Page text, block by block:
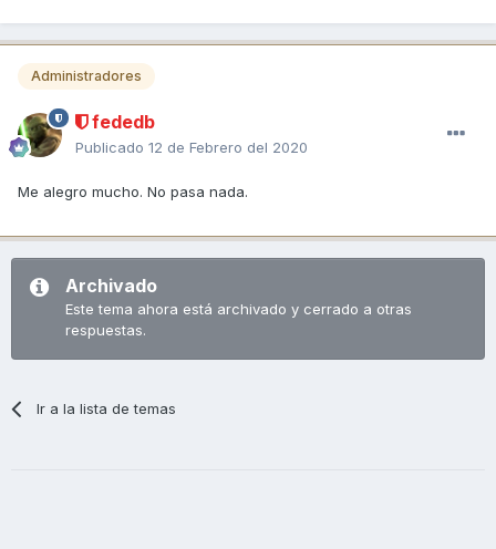
Administradores
fededb
Publicado 12 de Febrero del 2020
Me alegro mucho. No pasa nada.
Archivado
Este tema ahora está archivado y cerrado a otras
respuestas.
Ir a la lista de temas